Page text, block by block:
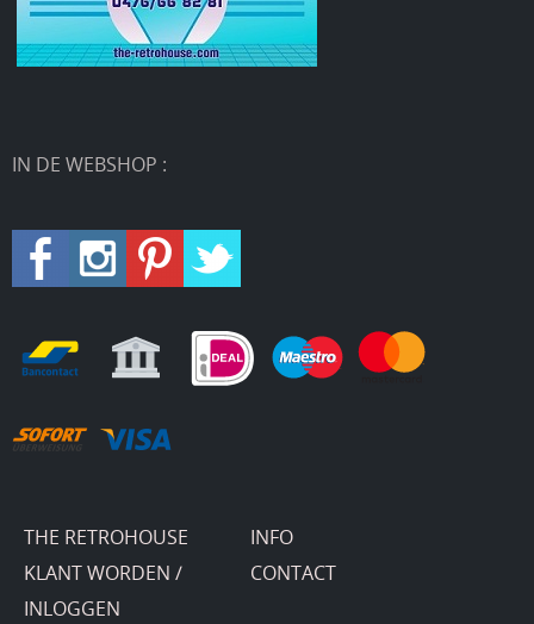
IN DE WEBSHOP :
THE RETROHOUSE
INFO
KLANT WORDEN /
INLOGGEN
CONTACT